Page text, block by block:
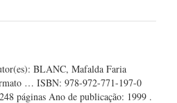
BLANC, Mafalda Faria
… ISBN: 978-972-771-197-0
páginas Ano de publicação: 1999 .